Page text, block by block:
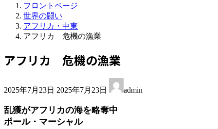
フロントページ
世界の闘い
アフリカ・中東
アフリカ 危機の漁業
アフリカ 危機の漁業
2025年7月23日 終
新
日
2025年7月23日 admin
乱獲がアフリカの海を略奪中
ポール・マーシャル